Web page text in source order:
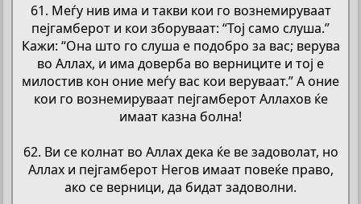
61. Меѓу нив има и такви кои го вознемируваат
пејгамберот и кои зборуваат: “Тој само слуша.”
Кажи: “Она што го слуша е подобро за вас; верува
во Аллах, и има доверба во верниците и тој е
милостив кон оние меѓу вас кои веруваат.” А оние
кои го вознемируваат пејгамберот Аллахов ќе
имаат казна болна!
62. Ви се колнат во Аллах дека ќе ве задоволат, но
Аллах и пејгамберот Негов имаат повеќе право,
ако се верници, да бидат задоволни.